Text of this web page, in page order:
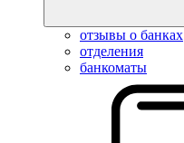
отзывы о банках
отделения
банкоматы